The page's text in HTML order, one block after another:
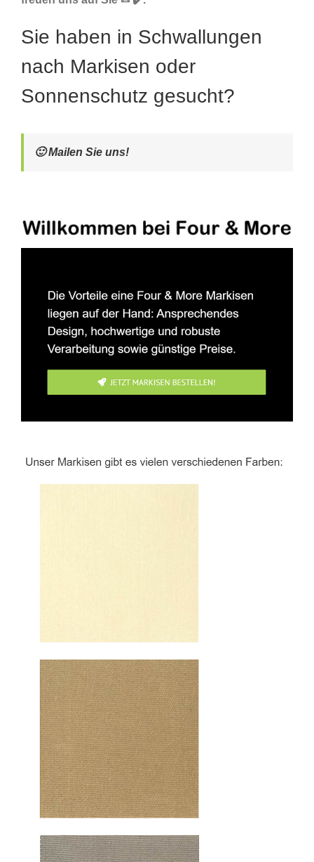
Sie haben in Schwallungen
nach Markisen oder
Sonnenschutz gesucht?
🙂 Mailen Sie uns!